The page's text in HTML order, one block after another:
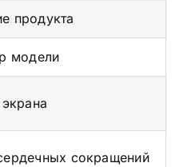
продукта
модели
сокращений